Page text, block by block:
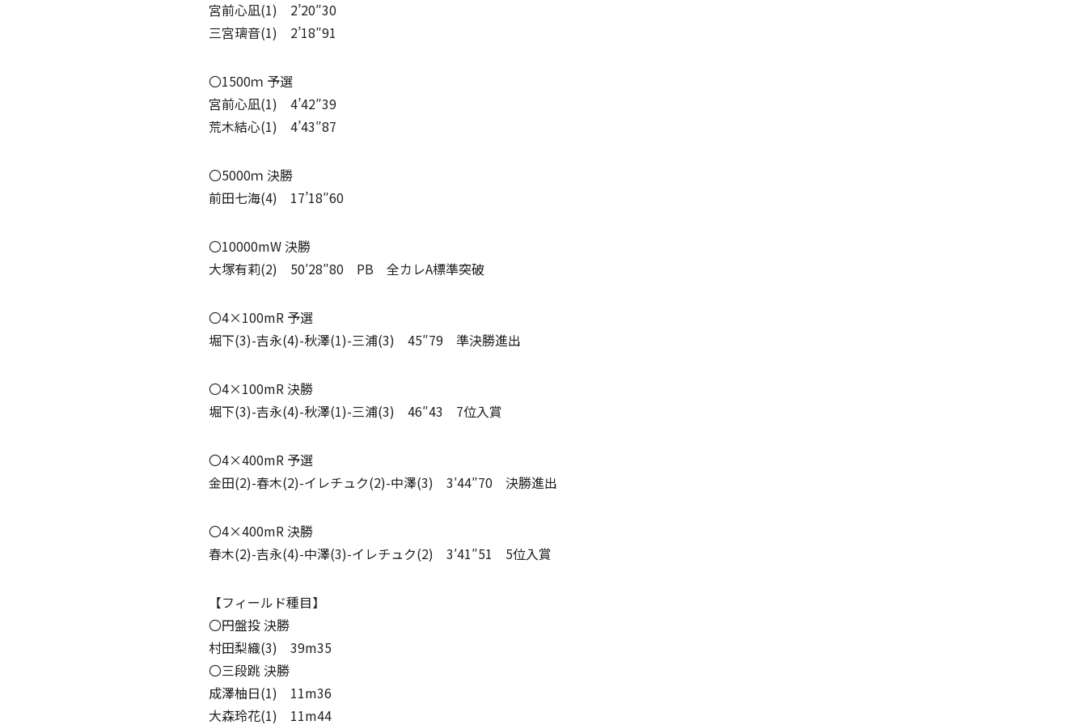
宮前心凪(1) 2’20″30
三宮璃音(1) 2’18″91
〇1500ｍ 予選
宮前心凪(1) 4’42″39
荒木結心(1) 4’43″87
〇5000ｍ 決勝
前田七海(4) 17’18″60
〇10000mW 決勝
大塚有莉(2) 50′28″80 PB 全カレA標準突破
〇4×100mR 予選
堀下(3)-吉永(4)-秋澤(1)-三浦(3) 45″79 準決勝進出
〇4×100mR 決勝
堀下(3)-吉永(4)-秋澤(1)-三浦(3) 46″43 7位入賞
〇4×400mR 予選
金田(2)-春木(2)-イレチュク(2)-中澤(3) 3′44″70 決勝進出
〇4×400mR 決勝
春木(2)-吉永(4)-中澤(3)-イレチュク(2) 3′41″51 5位入賞
【フィールド種目】
〇円盤投 決勝
村田梨織(3) 39m35
〇三段跳 決勝
成澤柚日(1) 11m36
大森玲花(1) 11m44